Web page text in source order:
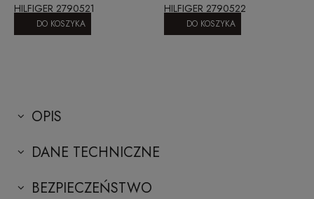
HILFIGER 2790521
290,00 zł
DO KOSZYKA
HILFIGER 2790522
300,00 zł
DO KOSZYKA
OPIS
DANE TECHNICZNE
BEZPIECZEŃSTWO